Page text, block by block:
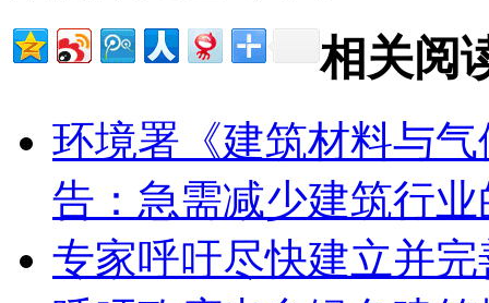
相关阅
环境署《建筑材料与
告：急需减少建筑行
专家呼吁尽快建立并